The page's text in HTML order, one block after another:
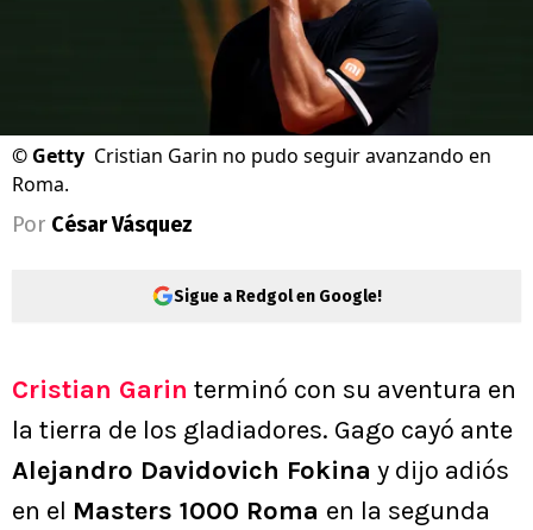
© Getty Cristian Garin no pudo seguir avanzando en
Roma.
Por César Vásquez
Sigue a Redgol en Google!
Cristian Garin terminó con su aventura en
la tierra de los gladiadores. Gago cayó ante
Alejandro Davidovich Fokina y dijo adiós
en el Masters 1000 Roma en la segunda